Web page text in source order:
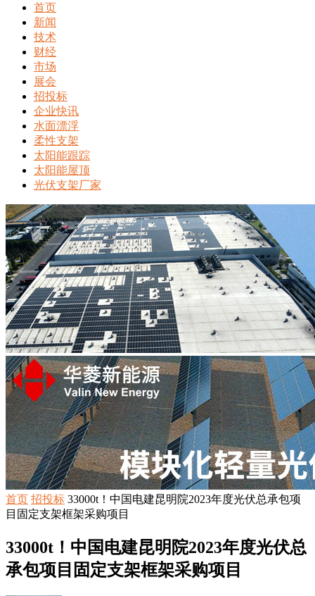
首页
新闻
技术
财经
市场
展会
招投标
企业快讯
水面漂浮
柔性支架
太阳能跟踪
太阳能屋顶
光伏支架厂家
首页 招投标 33000t！中国电建昆明院2023年度光伏总承包项
目固定支架框架采购项目
33000t！中国电建昆明院2023年度光伏总
承包项目固定支架框架采购项目